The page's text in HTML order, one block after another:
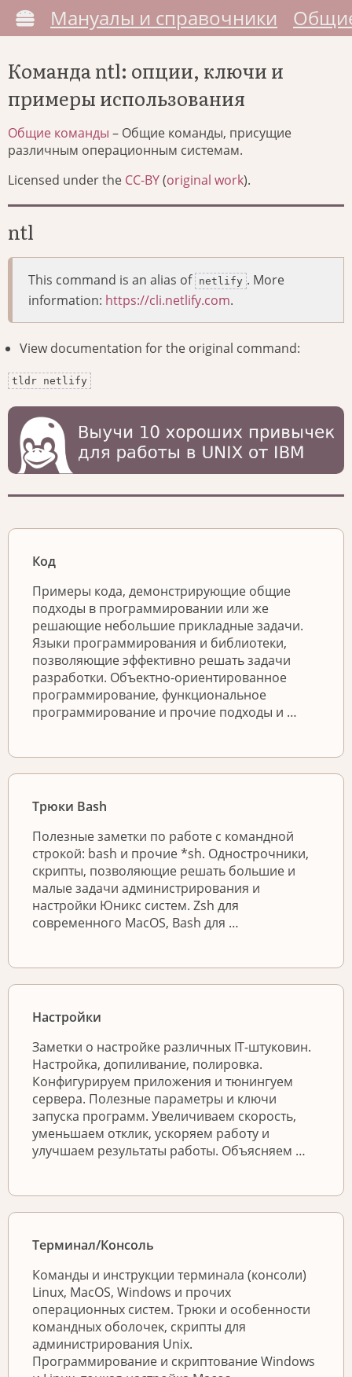
Мануалы и справочники
Команда ntl: опции, ключи и
примеры использования
Общие команды – Общие команды, присущие
различным операционным системам.
Licensed under the CC-BY(original work).
ntl
This command is an alias of netlify . More
information: https://cli.netlify.com.
View documentation for the original command:
tldr netlify
Код
Примеры кода, демонстрирующие общие
подходы в программировании или же
решающие небольшие прикладные задачи.
Языки программирования и библиотеки,
позволяющие эффективно решать задачи
разработки. Объектно-ориентированное
программирование, функциональное
программирование и прочие подходы и …
Трюки Bash
Полезные заметки по работе с командной
строкой: bash и прочие *sh. Однострочники,
скрипты, позволяющие решать большие и
малые задачи администрирования и
настройки Юникс систем. Zsh для
современного MacOS, Bash для …
Настройки
Заметки о настройке различных IT-штуковин.
Настройка, допиливание, полировка.
Конфигурируем приложения и тюнингуем
сервера. Полезные параметры и ключи
запуска программ. Увеличиваем скорость,
уменьшаем отклик, ускоряем работу и
улучшаем результаты работы. Объясняем …
Терминал/Консоль
Команды и инструкции терминала (консоли)
Linux, MacOS, Windows и прочих
операционных систем. Трюки и особенности
командных оболочек, скрипты для
администрирования Unix.
Программирование и скриптование Windows